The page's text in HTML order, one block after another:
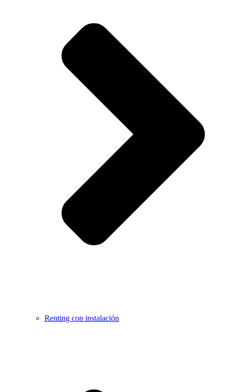
Renting con instalación